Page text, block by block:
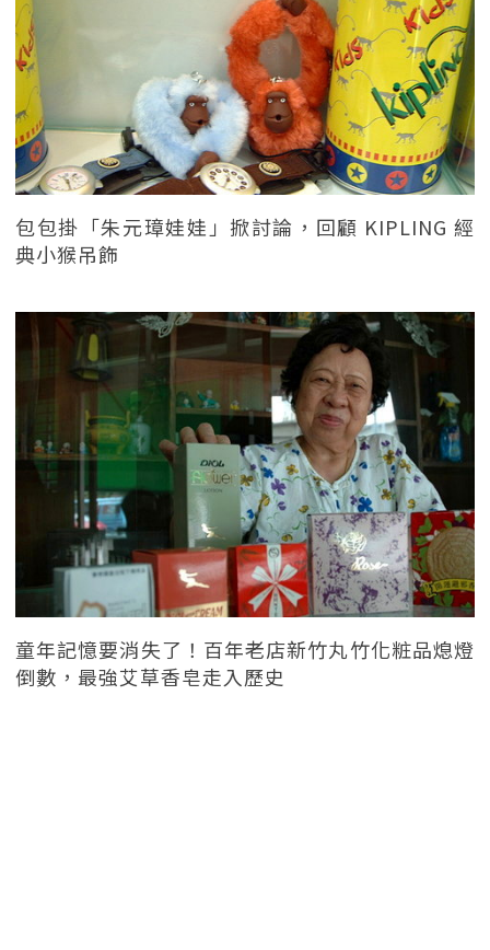
包包掛「朱元璋娃娃」掀討論，回顧 KIPLING 經
典小猴吊飾
童年記憶要消失了！百年老店新竹丸竹化粧品熄燈
倒數，最強艾草香皂走入歷史